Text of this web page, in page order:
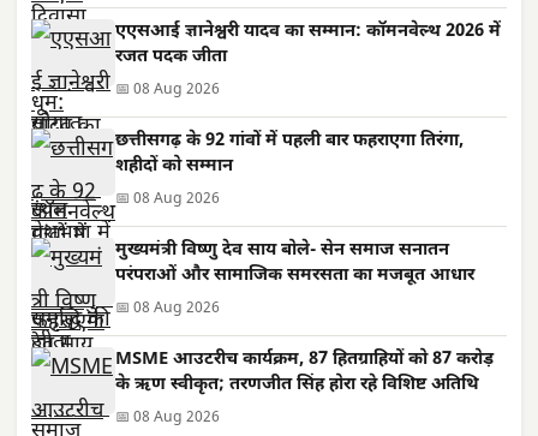
एएसआई ज्ञानेश्वरी यादव का सम्मान: कॉमनवेल्थ 2026 में
रजत पदक जीता
📅 08 Aug 2026
छत्तीसगढ़ के 92 गांवों में पहली बार फहराएगा तिरंगा,
शहीदों को सम्मान
📅 08 Aug 2026
मुख्यमंत्री विष्णु देव साय बोले- सेन समाज सनातन
परंपराओं और सामाजिक समरसता का मजबूत आधार
📅 08 Aug 2026
MSME आउटरीच कार्यक्रम, 87 हितग्राहियों को 87 करोड़
के ऋण स्वीकृत; तरणजीत सिंह होरा रहे विशिष्ट अतिथि
📅 08 Aug 2026